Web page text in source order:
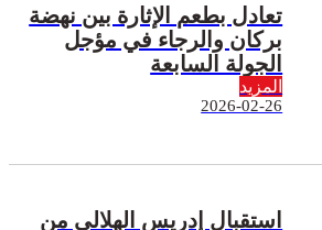
تعادل بطعم الإثارة بين نهضة
بركان والرجاء في مؤجل
الجولة السابعة
المزيد
2026-02-26
استقبال إدريس الهلالي من